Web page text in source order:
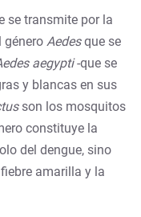
se transmite por la
género Aedesque se
aegypti-que se
y blancas en sus
son los mosquitos
constituye la
del dengue, sino
amarilla y la